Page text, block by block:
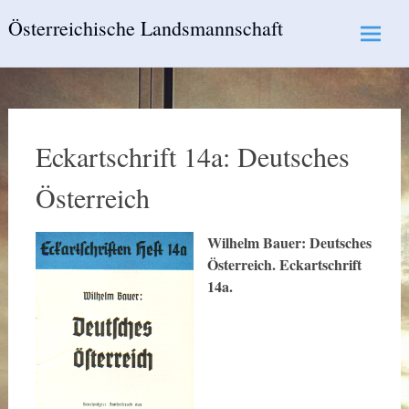
toÖsterreichische Landsmannschaft
Eckartschrift 14a: Deutsches
Österreich
Wilhelm Bauer: Deutsches
Österreich. Eckartschrift
14a.